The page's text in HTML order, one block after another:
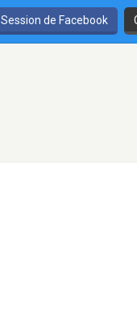
Session de Facebook